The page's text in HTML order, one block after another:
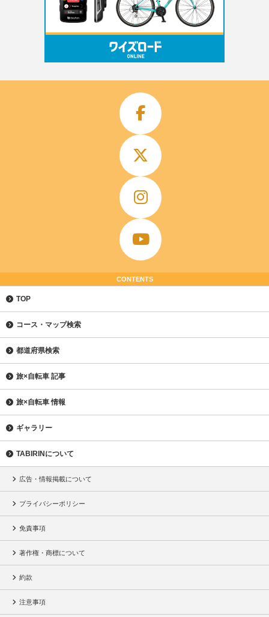
CONTENTS
TOP
コース・マップ検索
都道府県検索
旅×自転車 記事
旅×自転車 情報
ギャラリー
TABIRINについて
広告・情報掲載について
プライバシーポリシー
免責事項
著作権・商標について
約款
注意事項